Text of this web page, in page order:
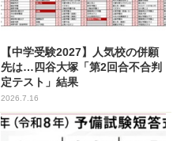
【中学受験2027】人気校の併願
先は…四谷大塚「第2回合不合判
定テスト」結果
2026.7.16